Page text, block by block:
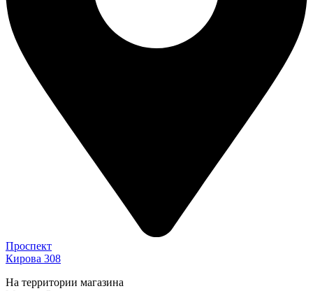
Проспект
Кирова 308
На территории магазина